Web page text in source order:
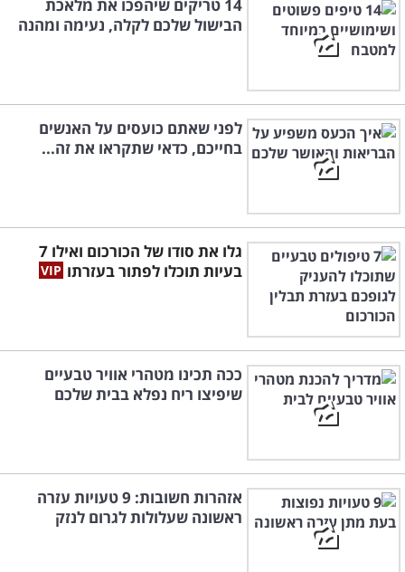
14 טריקים שיהפכו את מלאכת
הבישול שלכם לקלה, נעימה ומהנה
לפני שאתם כועסים על האנשים
בחייכם, כדאי שתקראו את זה...
גלו את סודו של הכורכום ואילו 7
בעיות תוכלו לפתור בעזרתו
ככה תכינו מטהרי אוויר טבעיים
שיפיצו ריח נפלא בבית שלכם
אזהרות חשובות: 9 טעויות עזרה
ראשונה שעלולות לגרום לנזק